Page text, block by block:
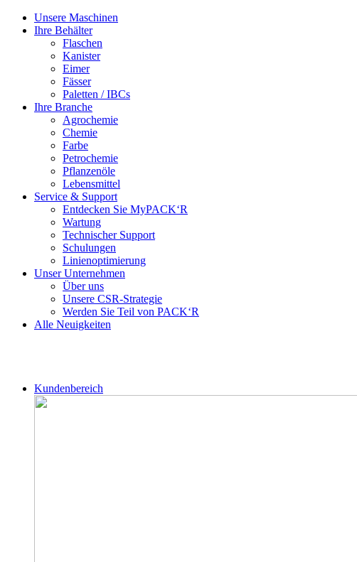
Unsere Maschinen
Ihre Behälter
Flaschen
Kanister
Eimer
Fässer
Paletten / IBCs
Ihre Branche
Agrochemie
Chemie
Farbe
Petrochemie
Pflanzenöle
Lebensmittel
Service & Support
Entdecken Sie MyPACK‘R
Wartung
Technischer Support
Schulungen
Linienoptimierung
Unser Unternehmen
Über uns
Unsere CSR-Strategie
Werden Sie Teil von PACK‘R
Alle Neuigkeiten
Kundenbereich